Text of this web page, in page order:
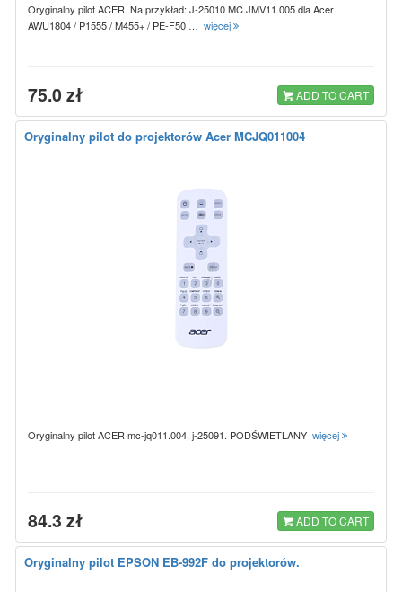
Oryginalny pilot ACER. Na przykład: J-25010 MC.JMV11.005 dla Acer
AWU1804 / P1555 / M455+ / PE-F50 … więcej
75.0 zł ADD TO CART
Oryginalny pilot do projektorów Acer MCJQ011004
Oryginalny pilot ACER mc-jq011.004, j-25091. PODŚWIETLANY więcej
84.3 zł ADD TO CART
Oryginalny pilot EPSON EB-992F do projektorów.